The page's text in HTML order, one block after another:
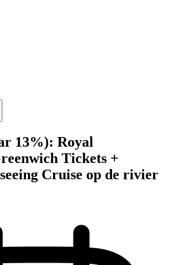
13%): Royal
Tickets +
Cruise op de rivier